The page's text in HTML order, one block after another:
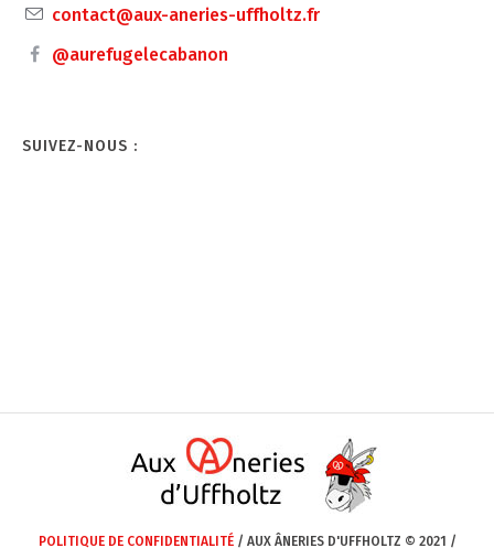
contact@aux-aneries-uffholtz.fr
@aurefugelecabanon
SUIVEZ-NOUS :
POLITIQUE DE CONFIDENTIALITÉ/ AUX ÂNERIES D'UFFHOLTZ © 2021 /